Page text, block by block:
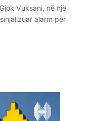
Vuksani, në një
alarm për